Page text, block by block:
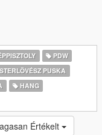
PDW
PUSKA
HANG
Értékelt